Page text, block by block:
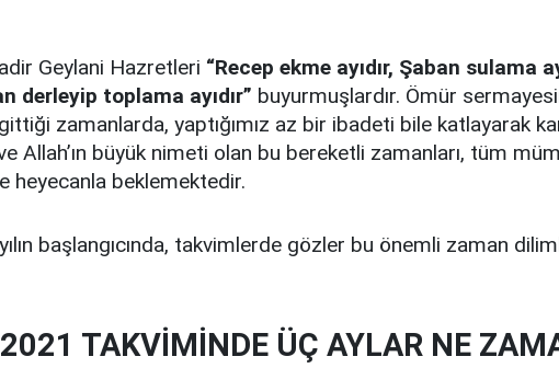
Geylani Hazretleri “Recep ekme ayıdır, Şaban sulama
derleyip toplama ayıdır” buyurmuşlardır. Ömür
zamanlarda, yaptığımız az bir ibadeti bile katlayarak
Allah’ın büyük nimeti olan bu bereketli zamanları, tüm
heyecanla beklemektedir.
başlangıcında, takvimlerde gözler bu önemli zaman
TAKVİMİNDE ÜÇ AYLAR NE